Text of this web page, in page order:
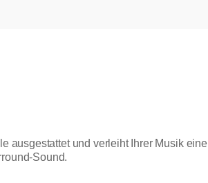
ausgestattet und verleiht Ihrer Musik eine
Sound.